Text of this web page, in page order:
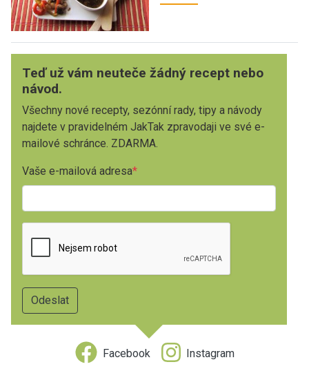
Teď už vám neuteče žádný recept nebo
návod.
Všechny nové recepty, sezónní rady, tipy a návody
najdete v pravidelném JakTak zpravodaji ve své e-
mailové schránce. ZDARMA.
Vaše e-mailová adresa
Facebook Instagram